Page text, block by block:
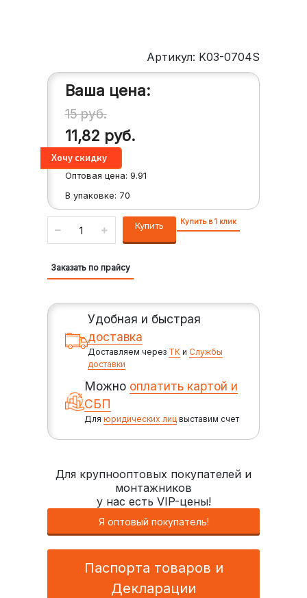
Артикул: K03-0704S
Ваша цена:
15руб.
11,82 руб.
Оптовая цена: 9.91
В упаковке: 70
Купить Купить в 1 клик
Заказать по прайсу
Удобная и быстрая
доставка
Доставляем через ТК иСлужбы
доставки
Можно оплатить картой и
СБП
Дляюридических лиц выставим счет
Для крупнооптовых покупателей и
монтажников
у нас есть VIP-цены!
Я оптовый покупатель!
Паспорта товаров и
Декларации